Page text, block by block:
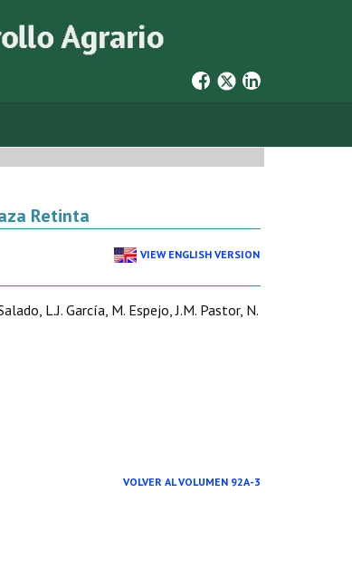
Retinta
VIEW ENGLISH VERSION
L.J. García, M. Espejo, J.M. Pastor, N.
VOLVER AL VOLUMEN 92A-3